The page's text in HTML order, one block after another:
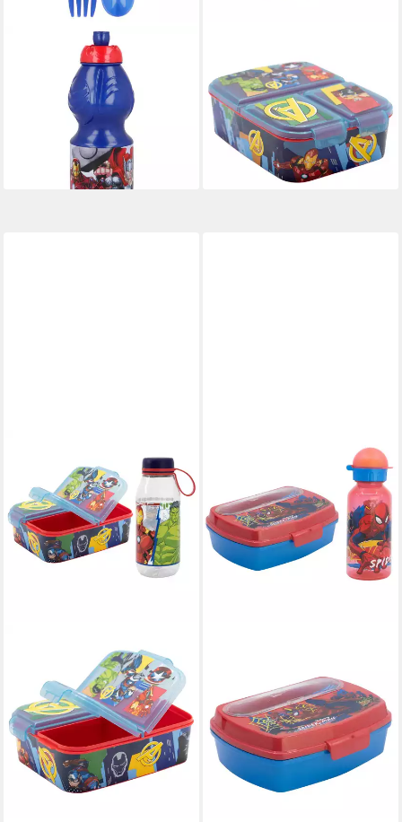
Lunchbox Marvel Avengers 4
teiliges Lunch Set - Brotdose
Trinkflasche Besteck,
Kunststoff, (4-tlg)
lieferbar - in 4-5 Werktagen bei dir
Lunchbox Marvel Avengers
Kinder Set 2 tlg 3 Kammern
Brotdose Trinkflasche, (2-tlg.,
Spar-Set)
18,90 €
lieferbar - in 4-5 Werktagen bei dir